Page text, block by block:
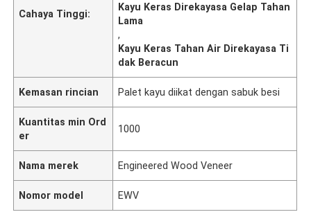
Cahaya Tinggi:
Kayu Keras Direkayasa Gelap Tahan
Lama
,
Kayu Keras Tahan Air Direkayasa Ti
dak Beracun
Kemasan rincian Palet kayu diikat dengan sabuk besi
Kuantitas min Ord
er
1000
Nama merek Engineered Wood Veneer
Nomor model EWV